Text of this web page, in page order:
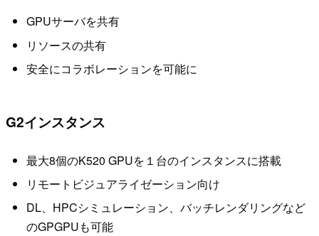
GPUサーバを共有
リソースの共有
安全にコラボレーションを可能に
G2インスタンス
最大8個のK520 GPUを１台のインスタンスに搭載
リモートビジュアライゼーション向け
DL、HPCシミュレーション、バッチレンダリングなど
のGPGPUも可能